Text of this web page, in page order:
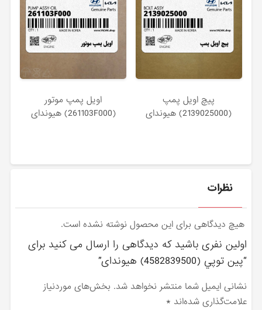
پيچ اويل پمپ
(2139025000) هیوندای
اويل پمپ موتور
(261103F000) هیوندای
نظرات
هیچ دیدگاهی برای این محصول نوشته نشده است.
اولین نفری باشید که دیدگاهی را ارسال می کنید برای
“پين توپي (4582839500) هیوندای”
نشانی ایمیل شما منتشر نخواهد شد. بخش‌های موردنیاز
علامت‌گذاری شده‌اند *